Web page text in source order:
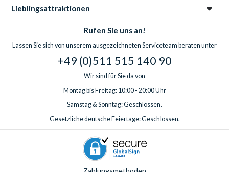
Lieblingsattraktionen
Rufen Sie uns an!
Lassen Sie sich von unserem ausgezeichneten Serviceteam beraten unter
+49 (0)511 515 140 90
Wir sind für Sie da von
Montag bis Freitag: 10:00 - 20:00 Uhr
Samstag & Sonntag: Geschlossen.
Gesetzliche deutsche Feiertage: Geschlossen.